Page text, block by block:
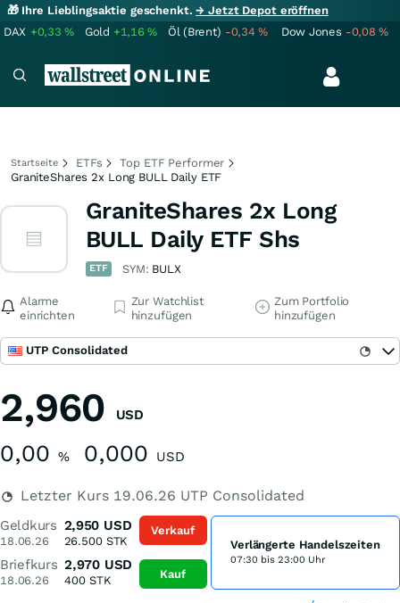
🎁 Ihre Lieblingsaktie geschenkt.→ Jetzt Depot eröffnen
DAX +0,33% Gold +1,16% Öl (Brent) -0,34% Dow Jones -0,08%
Startseite ETFs
Top ETF Performer
GraniteShares 2x Long BULL Daily ETF
GraniteShares 2x Long
BULL Daily ETF Shs
ETF SYM: BULX
Alarme
einrichten
Zur Watchlist
hinzufügen
Zum Portfolio
hinzufügen
UTP Consolidated
2,960 USD
0,00 % 0,000 USD
Letzter Kurs 19.06.26 UTP Consolidated
Geldkurs
18.06.26
2,950 USD
26.500STK
Briefkurs
18.06.26
2,970 USD
400STK
Verkauf
Kauf
Verlängerte Handelszeiten
07:30 bis 23:00 Uhr